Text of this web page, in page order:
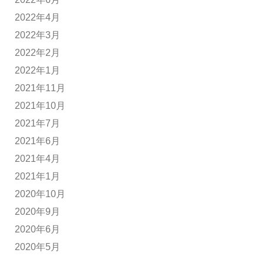
2022年4月
2022年3月
2022年2月
2022年1月
2021年11月
2021年10月
2021年7月
2021年6月
2021年4月
2021年1月
2020年10月
2020年9月
2020年6月
2020年5月